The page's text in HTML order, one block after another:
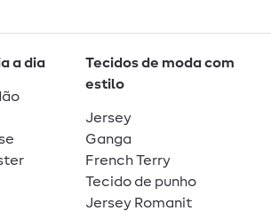
a dia
Tecidos de moda com
estilo
Jersey
Ganga
French Terry
Tecido de punho
Jersey Romanit